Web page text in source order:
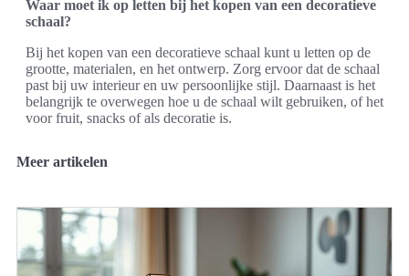
Waar moet ik op letten bij het kopen van een decoratieve
schaal?
Bij het kopen van een decoratieve schaal kunt u letten op de
grootte, materialen, en het ontwerp. Zorg ervoor dat de schaal
past bij uw interieur en uw persoonlijke stijl. Daarnaast is het
belangrijk te overwegen hoe u de schaal wilt gebruiken, of het
voor fruit, snacks of als decoratie is.
Meer artikelen